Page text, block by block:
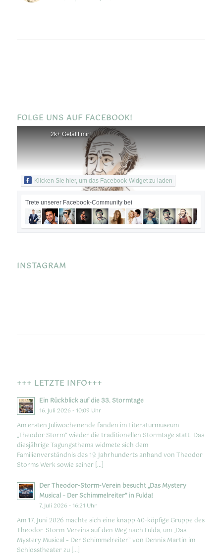
FOLGE UNS AUF FACEBOOK!
2k+ Gefällt mir!
Klicken Sie hier, um das Facebook-Widget zu laden
Trete unserer Facebook-Community bei
INSTAGRAM
+++ LETZTE INFO+++
Ein Rückblick auf die 33. Stormtage
16. Juli 2026 - 10:09 Uhr
Am ersten Juliwochenende fanden im Literaturmuseum
„Theodor Storm“ wieder die traditionellen Stormtage statt. Das
diesjährige Tagungsthema widmete sich dem
Familienverständnis des 19. Jahrhunderts anhand von Theodor
Storms Werk sowie seiner […]
Der Theodor-Storm-Verein besucht „Das Mystery
Musical – Der Schimmelreiter” in Fulda!
7. Juli 2026 - 16:21 Uhr
Am 17. Juni 2026 machte sich eine knapp 40-köpfige Gruppe des
Theodor-Storm-Vereins auf den Weg nach Fulda, um „Das
Mystery Musical – Der Schimmelreiter” von Dennis Martin im
Schlosstheater zu […]